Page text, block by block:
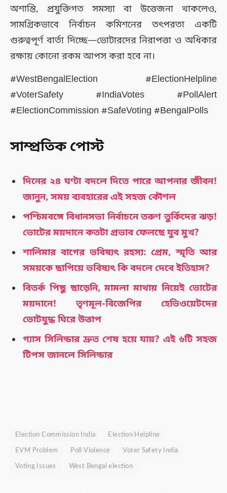
অশান্তি, প্রযুক্তিগত সমস্যা বা উত্তেজনা থাকলেও,
সামগ্রিকভাবে নির্বাচন কমিশনের তৎপরতা একটি
গুরুত্বপূর্ণ বার্তা দিচ্ছে—ভোটারদের নিরাপত্তা ও অধিকার
রক্ষায় কোনো রকম আপস করা হবে না।
#WestBengalElection #ElectionHelpline
#VoterSafety #IndiaVotes #PollAlert
#ElectionCommission #SafeVoting #BengalPolls
সাম্প্রতিক পোস্ট
দিনের ২৪ ঘণ্টা বদলে দিতে পারে আপনার জীবন!
জানুন, সময় ব্যবহারের এই সহজ কৌশল
পশ্চিমবঙ্গে বিধানসভা নির্বাচনে তরুণ তুর্কিদের ঝড়!
ভোটের ময়দানে কতটা প্রভাব ফেলছে যুব মুখ?
শালিমার বাগের ভবিষ্যৎ রহস্য: প্রেম, স্মৃতি আর
সময়কে ছাপিয়ে ভবিষ্যৎ কি বদলে দেবে ইতিহাস?
বিতর্ক পিছু ছাড়েনি, মামলা মাথায় নিয়েই ভোটের
ময়দানে! তৃণমূল-বিজেপির হেভিওয়েটদের
ভোটযুদ্ধ ঘিরে উত্তাপ
গ্যাস সিলিন্ডার দ্রুত শেষ হয়ে যায়? এই ৬টি সহজ
টিপস জানলে সিলিন্ডার
Election Commission India Election Helpline
EVM Problem Poll Violence Voter Safety India
Voting Issues West Bengal election